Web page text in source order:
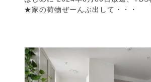
★家の荷物ぜーんぶ出して・・・